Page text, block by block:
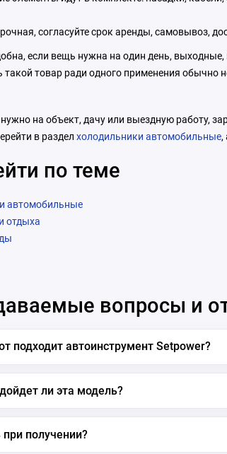
согласуйте срок аренды, самовывоз,
если вещь нужна на один день,
такой товар ради одного применения обычно
на объект, дачу или выездную работу,
в разделхолодильники автомобильные,
по теме
автомобильные
отдыха
вопросы и
подходит автоинструмент Setpower?
ли эта модель?
получении?